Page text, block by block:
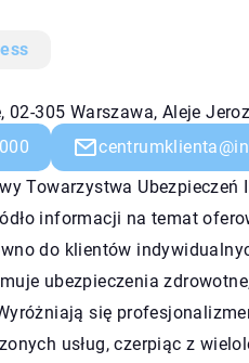
02-305 Warszawa, Aleje
Towarzystwa Ubezpieczeń
informacji na temat
do klientów
ubezpieczenia
się
usług, czerpiąc z